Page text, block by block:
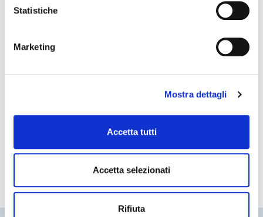
Statistiche
Marketing
Mostra dettagli
Accetta tutti
Accetta selezionati
Rifiuta
E-mail:grillo.c@provincia.modena.it
Servizio viabilità e trasporti
Trasporti e Concessioni